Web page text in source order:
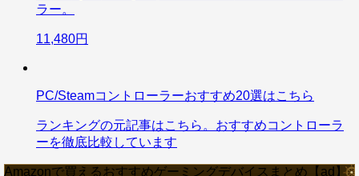
ラー。
11,480円
PC/Steamコントローラーおすすめ20選はこちら
ランキングの元記事はこちら。おすすめコントローラ
ーを徹底比較しています
Amazonで買えるおすすめゲーミングデバイスまとめ【ad】